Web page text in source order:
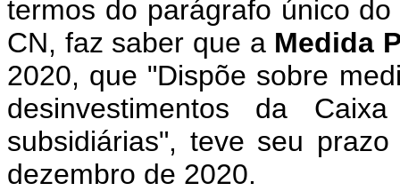
termos do parágrafo único
CN, faz saber que a Medida
2020, que "Dispõe sobre
desinvestimentos da
subsidiárias", teve seu
dezembro de 2020.